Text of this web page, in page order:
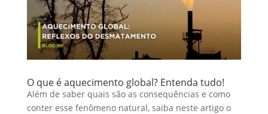
O que é aquecimento global? Entenda tudo!
Além de saber quais são as consequências e como
conter esse fenômeno natural, saiba neste artigo o